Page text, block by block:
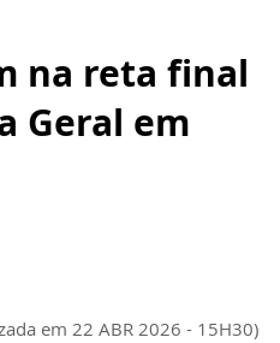
na reta final
Geral em
em 22 ABR 2026 - 15H30)